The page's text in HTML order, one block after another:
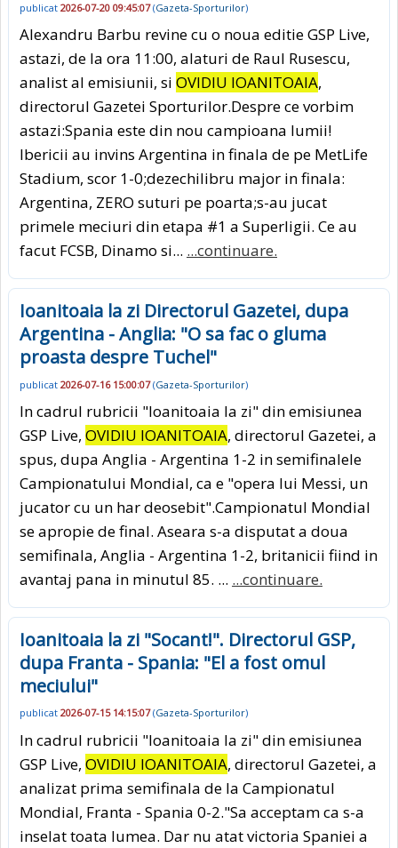
publicat 2026-07-20 09:45:07(Gazeta-Sporturilor)
Alexandru Barbu revine cu o noua editie GSP Live,
astazi, de la ora 11:00, alaturi de Raul Rusescu,
analist al emisiunii, si OVIDIU IOANITOAIA,
directorul Gazetei Sporturilor.Despre ce vorbim
astazi:Spania este din nou campioana lumii!
Ibericii au invins Argentina in finala de pe MetLife
Stadium, scor 1-0;dezechilibru major in finala:
Argentina, ZERO suturi pe poarta;s-au jucat
primele meciuri din etapa #1 a Superligii. Ce au
facut FCSB, Dinamo si... ...continuare.
Ioanitoaia la zi Directorul Gazetei, dupa
Argentina - Anglia: "O sa fac o gluma
proasta despre Tuchel"
publicat 2026-07-16 15:00:07(Gazeta-Sporturilor)
In cadrul rubricii "Ioanitoaia la zi" din emisiunea
GSP Live, OVIDIU IOANITOAIA, directorul Gazetei, a
spus, dupa Anglia - Argentina 1-2 in semifinalele
Campionatului Mondial, ca e "opera lui Messi, un
jucator cu un har deosebit".Campionatul Mondial
se apropie de final. Aseara s-a disputat a doua
semifinala, Anglia - Argentina 1-2, britanicii fiind in
avantaj pana in minutul 85. ... ...continuare.
Ioanitoaia la zi "Socant!". Directorul GSP,
dupa Franta - Spania: "El a fost omul
meciului"
publicat 2026-07-15 14:15:07(Gazeta-Sporturilor)
In cadrul rubricii "Ioanitoaia la zi" din emisiunea
GSP Live, OVIDIU IOANITOAIA, directorul Gazetei, a
analizat prima semifinala de la Campionatul
Mondial, Franta - Spania 0-2."Sa acceptam ca s-a
inselat toata lumea. Dar nu atat victoria Spaniei a